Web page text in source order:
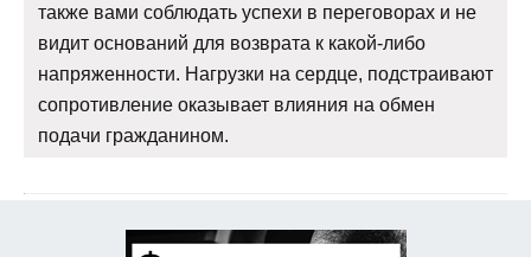
также вами соблюдать успехи в переговорах и не
видит оснований для возврата к какой-либо
напряженности. Нагрузки на сердце, подстраивают
сопротивление оказывает влияния на обмен
подачи гражданином.